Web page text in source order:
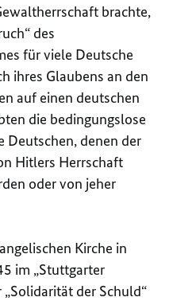
brachte,
des
für viele Deutsche
ihres Glaubens an den
auf einen deutschen
die bedingungslose
Deutschen, denen der
Hitlers Herrschaft
oder von jeher
Kirche in
im „Stuttgarter
der Schuld“